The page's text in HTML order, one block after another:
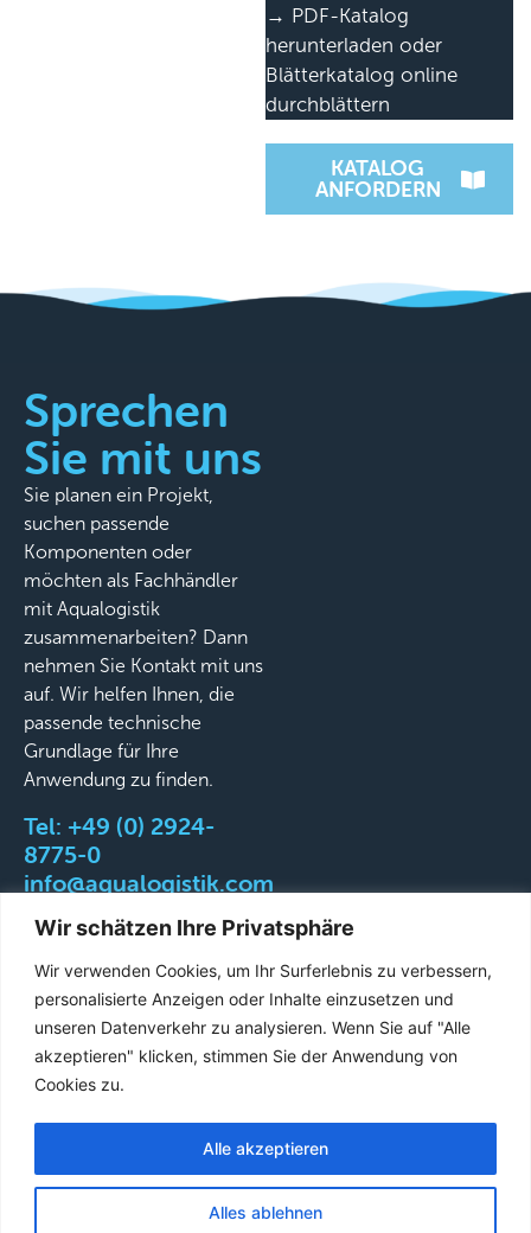
Wir schätzen Ihre Privatsphäre
Wir verwenden Cookies, um Ihr Surferlebnis zu verbessern,
personalisierte Anzeigen oder Inhalte einzusetzen und
unseren Datenverkehr zu analysieren. Wenn Sie auf "Alle
akzeptieren" klicken, stimmen Sie der Anwendung von
Cookies zu.
Alles ablehnen
Alle akzeptieren
→ PDF-Katalog
herunterladen oder
Blätterkatalog online
durchblättern
KATALOG
ANFORDERN
Sprechen
Sie mit uns
Sie planen ein Projekt,
suchen passende
Komponenten oder
möchten als Fachhändler
mit Aqualogistik
zusammenarbeiten? Dann
nehmen Sie Kontakt mit uns
auf. Wir helfen Ihnen, die
passende technische
Grundlage für Ihre
Anwendung zu finden.
Tel: +49 (0) 2924-
8775-0
info@aqualogistik.com
©
2026
Aqualogistik.
reserved.
AGB Impressum Datenschutz
Liefer-&
Versandbedingungen
English